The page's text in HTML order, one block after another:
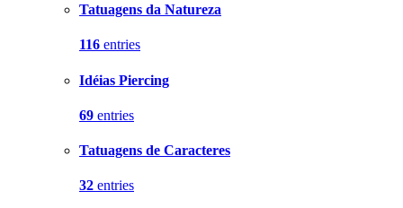
Tatuagens da Natureza
116 entries
Idéias Piercing
69 entries
Tatuagens de Caracteres
32 entries